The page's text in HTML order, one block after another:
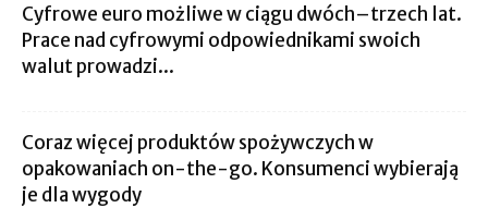
Cyfrowe euro możliwe w ciągu dwóch–trzech lat.
Prace nad cyfrowymi odpowiednikami swoich
walut prowadzi...
Coraz więcej produktów spożywczych w
opakowaniach on-the-go. Konsumenci wybierają
je dla wygody